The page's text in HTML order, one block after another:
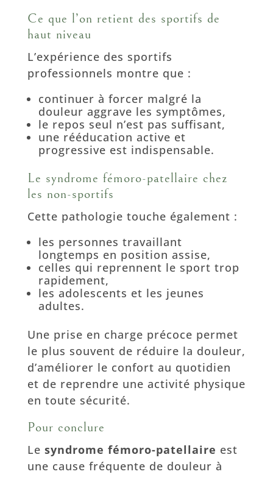
Ce que l’on retient des sportifs de
haut niveau
L’expérience des sportifs
professionnels montre que :
continuer à forcer malgré la
douleur aggrave les symptômes,
le repos seul n’est pas suffisant,
une rééducation active et
progressive est indispensable.
Le syndrome fémoro-patellaire chez
les non-sportifs
Cette pathologie touche également :
les personnes travaillant
longtemps en position assise,
celles qui reprennent le sport trop
rapidement,
les adolescents et les jeunes
adultes.
Une prise en charge précoce permet
le plus souvent de réduire la douleur,
d’améliorer le confort au quotidien
et de reprendre une activité physique
en toute sécurité.
Pour conclure
Le syndrome fémoro-patellaire est
une cause fréquente de douleur à